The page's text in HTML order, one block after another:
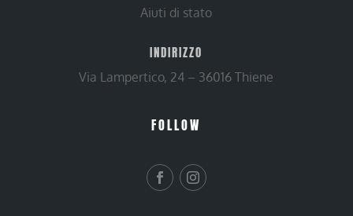
Aiuti di stato
INDIRIZZO
Via Lampertico, 24 – 36016 Thiene
FOLLOW